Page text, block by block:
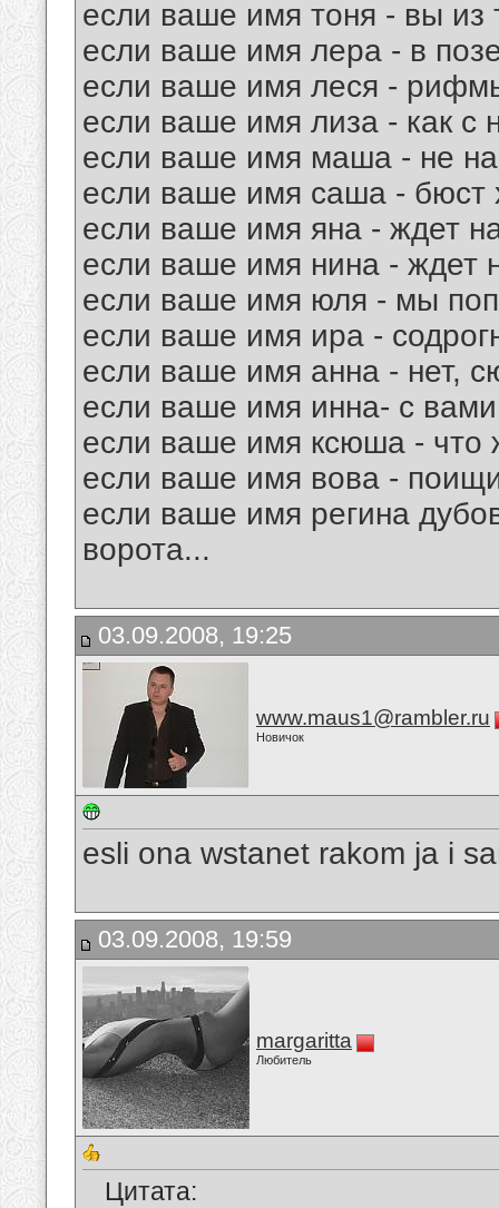
если ваше имя тоня - вы из
если ваше имя лера - в
если ваше имя леся -
если ваше имя лиза - как с
если ваше имя маша - не
если ваше имя саша -
если ваше имя яна - ждет
если ваше имя нина - ждет
если ваше имя юля - мы
если ваше имя ира -
если ваше имя анна - нет,
если ваше имя инна- с
если ваше имя ксюша - что
если ваше имя вова - поищи
если ваше имя регина
ворота...
03.09.2008, 19:25
www.maus1@rambler.ru
Новичок
esli ona wstanet rakom ja i
03.09.2008, 19:59
margaritta
Любитель
Цитата: